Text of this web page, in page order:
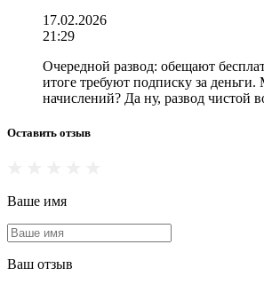
17.02.2026
21:29
Очередной развод: обещают
итоге требуют подписку за деньги.
начислений? Да ну, развод чистой
Оставить отзыв
Ваше имя
Ваш отзыв